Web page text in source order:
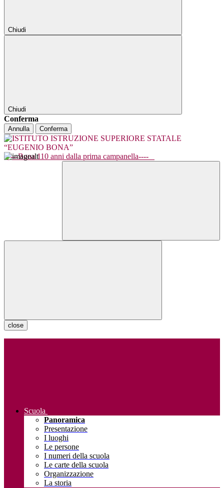
Chiudi
Chiudi
Conferma
Annulla Conferma
----Bona 110 anni dalla prima campanella----
close
Scuola
Panoramica
Presentazione
I luoghi
Le persone
I numeri della scuola
Le carte della scuola
Organizzazione
La storia